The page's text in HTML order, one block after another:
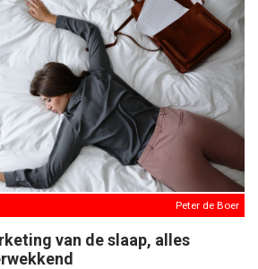
Peter de Boer
van de slaap, alles